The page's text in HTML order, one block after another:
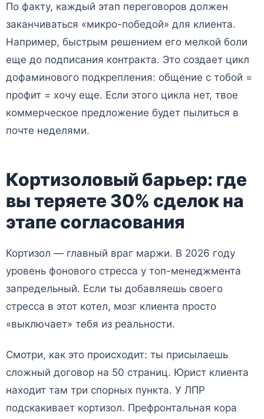
По факту, каждый этап переговоров должен
заканчиваться «микро-победой» для клиента.
Например, быстрым решением его мелкой боли
еще до подписания контракта. Это создает цикл
дофаминового подкрепления: общение с тобой =
профит = хочу еще. Если этого цикла нет, твое
коммерческое предложение будет пылиться в
почте неделями.
Кортизоловый барьер: где
вы теряете 30% сделок на
этапе согласования
Кортизол — главный враг маржи. В 2026 году
уровень фонового стресса у топ-менеджмента
запредельный. Если ты добавляешь своего
стресса в этот котел, мозг клиента просто
«выключает» тебя из реальности.
Смотри, как это происходит: ты присылаешь
сложный договор на 50 страниц. Юрист клиента
находит там три спорных пункта. У ЛПР
подскакивает кортизол. Префронтальная кора